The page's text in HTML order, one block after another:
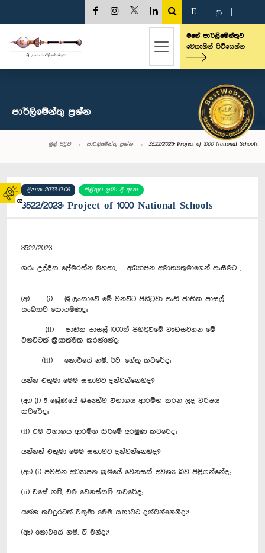
02
E த
මගේ පාර්ලිමේන්තුව
මෙතැනින් පිවිසෙන්න
පාර්ලි‌මේන්තු‌ ප්‍රශ්න
මුල් පිටුව පාර්ලි‌මේන්තු‌ ප්‍රශ්න 3522/2023: Project of 1000 National Schools
දිනය: 2023-10-06 පිළිතුර ලබා දී ඇත
3522/2023: Project of 1000 National Schools
3522/2023
ගරු උද්දික ප්‍රේමරත්න මහතා,— අධ්‍යාපන අමාත්‍යතුමාගෙන් ඇසීමට ,
—
(අ) (i) ශ්‍රී ලංකාවේ මේ වනවිට පිහිටුවා ඇති ජාතික පාසල්
සංඛ්‍යාව කොපමණද;
(ii) ජාතික පාසල් 1000ක් පිහිටුවීමේ වැඩසටහන මේ
වනවිටත් ක්‍රියාත්මක කරන්නේද;
(iii) නොඑසේ නම්, ඊට හේතු කවරේද;
යන්න එතුමා මෙම සභාවට දන්වන්නෙහිද?
(ආ) (i) 5 ශ්‍රේණියේ ශිෂ්‍යත්ව විභාගය ආරම්භ කරන ලද වර්ෂය
කවරේද;
(ii) එම විභාගය ආරම්භ කිරීමේ අරමුණ කවරේද;
යන්නත් එතුමා මෙම සභාවට දන්වන්නෙහිද?
(ඇ) (i) පවතින අධ්‍යාපන ක්‍රමයේ වෙනසක් අවශ්‍ය බව පිළිගන්නේද;
(ii) එසේ නම්, එම වෙනස්කම් කවරේද;
යන්න තවදුරටත් එතුමා මෙම සභාවට දන්වන්නෙහිද?
(ඈ) නොඑසේ නම්, ඒ මන්ද?